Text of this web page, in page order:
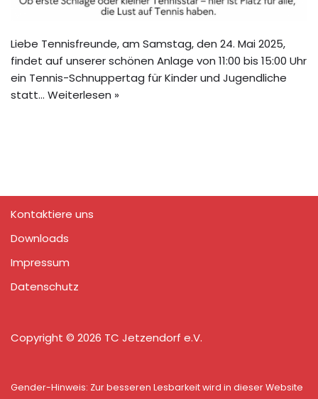
Liebe Tennisfreunde, am Samstag, den 24. Mai 2025,
findet auf unserer schönen Anlage von 11:00 bis 15:00 Uhr
ein Tennis-Schnuppertag für Kinder und Jugendliche
statt… Weiterlesen »
Kontaktiere uns
Downloads
Impressum
Datenschutz
Copyright © 2026 TC Jetzendorf e.V.
Gender-Hinweis: Zur besseren Lesbarkeit wird in dieser Website